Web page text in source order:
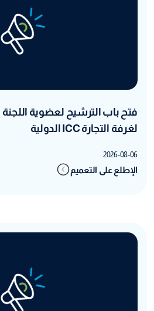
فتح باب الترشيح لعضوية
لغرفة التجارة ICC الدولية
2026-08-06
الإطلع على التعميم